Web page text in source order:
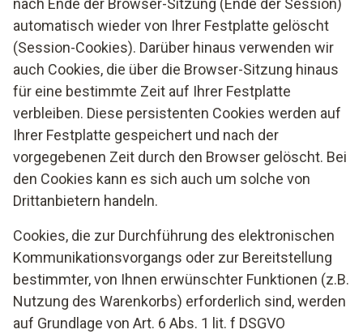
Erfolgt die Datenverarbeitung auf der Grundlage von Art. 6
Abs.. 1 lit. f DSGVO, können Sie dieser jederzeit
widersprechen. Sie können die Erhebung und Verarbeitung
Ihrer personenbezogenen Daten, die auf der Grundlage
eines berechtigten Interesses von Adyen verarbeitet
werden, auch dadurch verhindern, dass Sie die Speicherung
von Cookies Dritter auf Ihrem Computer verhindern, die „Do
Not Track“-Funktion eines unterstützenden Browsers
nutzen, die Ausführung von Skriptcode in Ihrem Browser
deaktivieren oder einen Skriptblocker wie NoScript
(https://www.ghostery.com) in Ihrem Browser installieren.
Weitere Informationen zu Widerspruchs- und
Beseitigungsmöglichkeiten gegen Adyen finden Sie unter:
https://www.adyen.com/privacy-policy
Vor- und Nachname
Firmenname
Postadresse
Sie dienen zur elektronischen Bestätigung Ihrer
Produktregistrierung an Ihre E-Mailadresse sowie zur
personalisierten Ansprache im Rahmen der Zusendung der
anwendungsspezifischen Informationen von Testo,
beispielsweise Produktinformationen und
Ihre Daten werden ein Jahr nach Zusendung des Zubehörs
bzw. nach dem Widerruf Ihres Einverständnisses gelöscht.
nach Ende der Browser-Sitzung (Ende der Session)
automatisch wieder von Ihrer Festplatte gelöscht
(Session-Cookies). Darüber hinaus verwenden wir
auch Cookies, die über die Browser-Sitzung hinaus
für eine bestimmte Zeit auf Ihrer Festplatte
verbleiben. Diese persistenten Cookies werden auf
Ihrer Festplatte gespeichert und nach der
vorgegebenen Zeit durch den Browser gelöscht. Bei
den Cookies kann es sich auch um solche von
Drittanbietern handeln.
Cookies, die zur Durchführung des elektronischen
Kommunikationsvorgangs oder zur Bereitstellung
bestimmter, von Ihnen erwünschter Funktionen (z.B.
Nutzung des Warenkorbs) erforderlich sind, werden
auf Grundlage von Art. 6 Abs. 1 lit. f DSGVO